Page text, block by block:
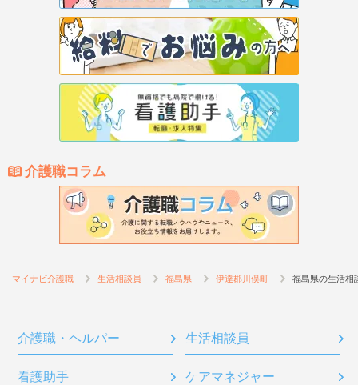
介護職コラム
マイナビ介護職 生活相談員 福島県 伊達郡川俣町 福島県の生活相
介護職・ヘルパー 生活相談員
看護助手 ケアマネジャー